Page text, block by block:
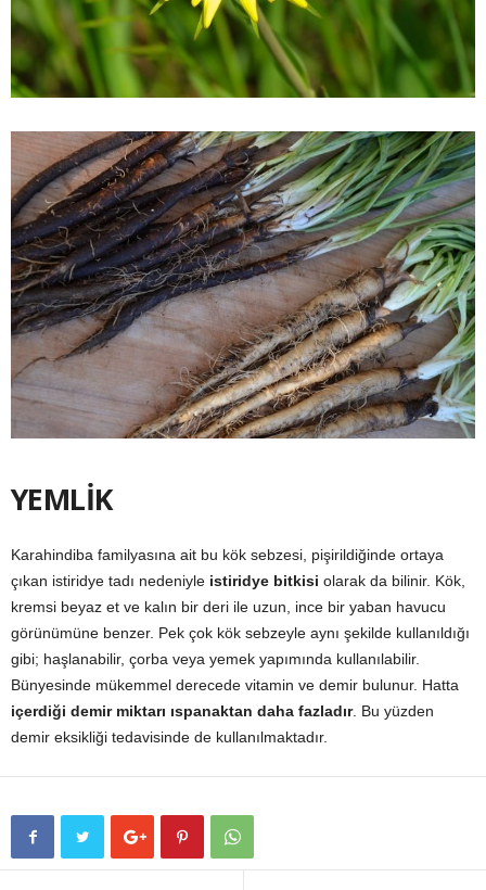
YEMLİK
Karahindiba familyasına ait bu kök sebzesi, pişirildiğinde ortaya
çıkan istiridye tadı nedeniyle istiridye bitkisi olarak da bilinir. Kök,
kremsi beyaz et ve kalın bir deri ile uzun, ince bir yaban havucu
görünümüne benzer. Pek çok kök sebzeyle aynı şekilde kullanıldığı
gibi; haşlanabilir, çorba veya yemek yapımında kullanılabilir.
Bünyesinde mükemmel derecede vitamin ve demir bulunur. Hatta
içerdiği demir miktarı ıspanaktan daha fazladır. Bu yüzden
demir eksikliği tedavisinde de kullanılmaktadır.